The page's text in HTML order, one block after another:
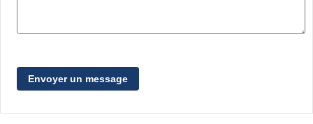
Envoyer un message